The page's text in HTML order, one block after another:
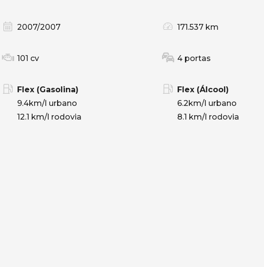
2007/2007 171.537 km
101 cv 4 portas
Flex (Gasolina)
9.4km/l urbano
12.1 km/l rodovia
Flex (Álcool)
6.2km/l urbano
8.1 km/l rodovia